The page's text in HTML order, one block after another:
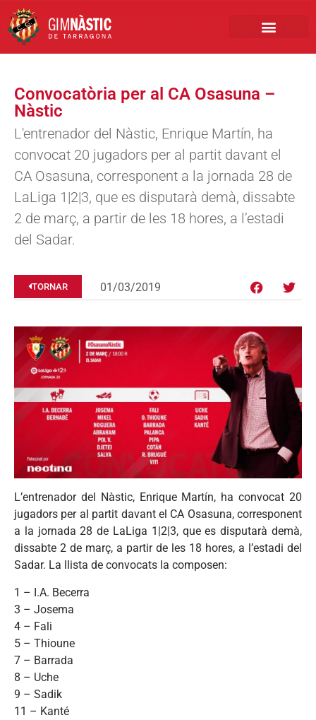
Convocatòria per al CA Osasuna –
Nàstic
L'entrenador del Nàstic, Enrique Martín, ha
convocat 20 jugadors per al partit davant el
CA Osasuna, corresponent a la jornada 28 de
LaLiga 1|2|3, que es disputarà demà, dissabte
2 de març, a partir de les 18 hores, a l’estadi
del Sadar.
TORNAR 01/03/2019
L’entrenador del Nàstic, Enrique Martín, ha convocat 20
jugadors per al partit davant el CA Osasuna, corresponent
a la jornada 28 de LaLiga 1|2|3, que es disputarà demà,
dissabte 2 de març, a partir de les 18 hores, a l’estadi del
Sadar. La llista de convocats la composen:
1 – I.A. Becerra
3 – Josema
4 – Fali
5 – Thioune
7 – Barrada
8 – Uche
9 – Sadik
11 – Kanté